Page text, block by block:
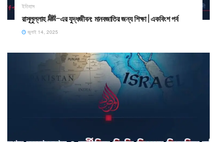
ইতিহাস
রাসূলুল্লাহ ﷺ–এর যুদ্ধজীবন: মানবজাতির জন্য শিক্ষা | একবিংশ পর্ব
জুলাই 14, 2025